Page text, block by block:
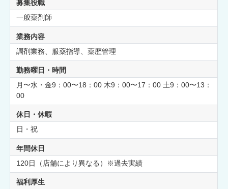
募集役職
一般薬剤師
業務内容
調剤業務、服薬指導、薬歴管理
勤務曜日・時間
月〜水・金9：00〜18：00 木9：00〜17：00 土9：00〜13：
00
休日・休暇
日・祝
年間休日
120日（店舗により異なる）※過去実績
福利厚生